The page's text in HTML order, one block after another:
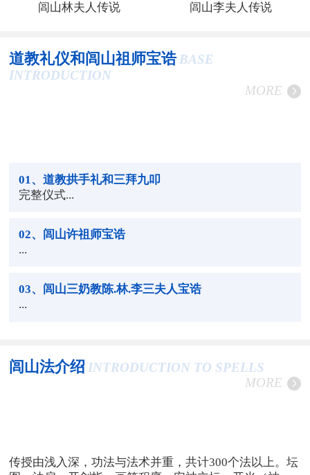
闾山林夫人传说 闾山李夫人传说
道教礼仪和闾山祖师宝诰 BASE
INTRODUCTION
MORE
01 、道教拱手礼和三拜九叩
完整仪式...
02、闾山许祖师宝诰
...
03、闾山三奶教陈.林.李三夫人宝诰
...
闾山法介绍 INTRODUCTION TO SPELLS
MORE
传授由浅入深，功法与法术并重，共计300个法以上。坛